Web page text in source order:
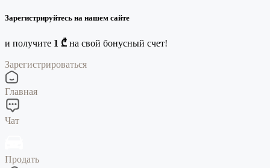
Зарегистрируйтесь на нашем сайте
и получите 1 ₾ на свой бонусный счет!
Зарегистрироваться
Главная
Чат
Продать